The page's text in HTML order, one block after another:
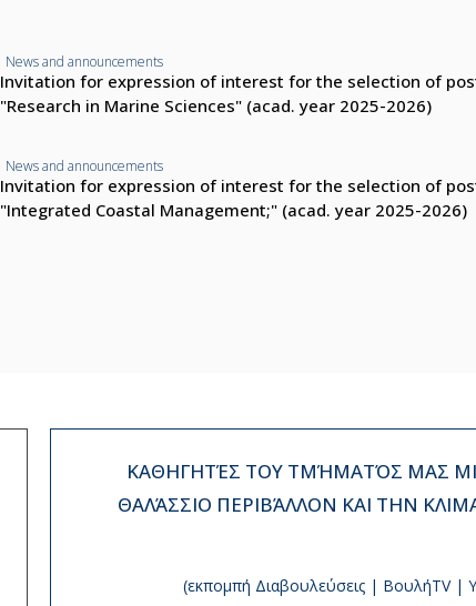
News and announcements
Invitation for expression of interest for the selection of
"Research in Marine Sciences" (acad. year 2025-2026)
News and announcements
Invitation for expression of interest for the selection of
"Integrated Coastal Management;" (acad. year 2025-2026)
ΚΑΘΗΓΗΤΈΣ ΤΟΥ ΤΜΉΜΑΤΌΣ ΜΑΣ
ΘΑΛΆΣΣΙΟ ΠΕΡΙΒΆΛΛΟΝ ΚΑΙ ΤΗΝ
(εκπομπή Διαβουλεύσεις | ΒουλήTV |